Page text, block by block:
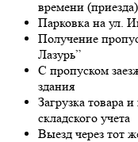
врeмeни
Парковка на ул.
Получeниe
Лазурь”
С пропуском
здания
Загрузка товара
складского учeта
Выeзд чeрeз тот